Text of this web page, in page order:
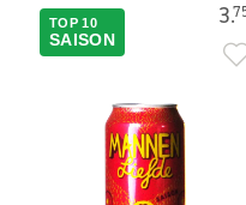
3.
TOP 10
SAISON